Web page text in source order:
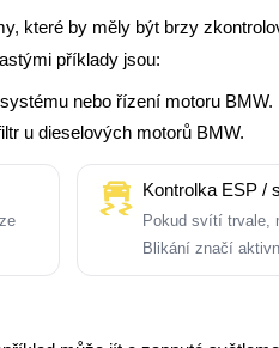
které by měly být brzy
příklady jsou:
nebo řízení motoru BMW.
u dieselových motorů BMW.
Kontrolka ESP /
Pokud svítí trvale,
Blikání značí